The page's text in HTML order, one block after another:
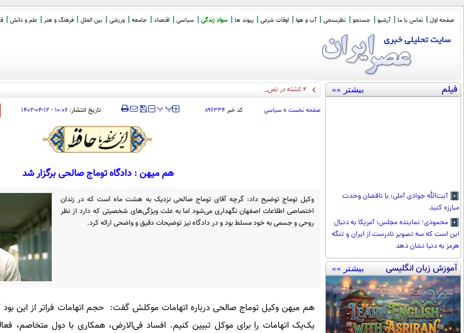
صفحه اول تماس با ما آرشیو جستجو نظرسنجی آب و هوا اوقات شرعی پیوند ها سواد زندگی سیاسی اقتصاد جامعه ورزشی بین الملل فرهنگ و هنر علم و دانش
فیلم بیشتر »»
آیت‌الله جوادی آملی: با ناقضان وحدت
مبارزه کنید
محمودی؛ نماینده مجلس: آمریکا به دنبال
این است که سه تصویر نادرست از ایران و تنگه
هرمز به دنیا نشان دهد
آموزش زبان انگلیسی بیشتر »»
۴ کشته در تصادف جاده اهواز خرمشهر
صفحه نخست » سیاسی کد خبر ۸۹۶۳۳۴ ‍‍‍ پ پ تاریخ انتشار:۱۰:۰۶ - ۱۲-۰۴-۱۴۰۲
هم میهن : دادگاه توماج صالحی برگزار شد
وکیل توماج توضیح داد: گرچه آقای توماج صالحی نزدیک به هشت ماه است که در زندان
اختصاصی اطلاعات اصفهان نگهداری می‌شود اما به علت ویژگی‌های شخصیتی که دارد از نظر
روحی و جسمی به خود مسلط بود و در دادگاه نیز توضیحات دقیق و واضحی ارائه کرد.
هم میهن وکیل توماج صالحی دربارهاتهامات موکلشگفت: حجم اتهامات فراتر از این
یک‌یک اتهامات را برای موکل تبیین کنیم. افساد فی‌الارض، همکاری با دول متخاصم،